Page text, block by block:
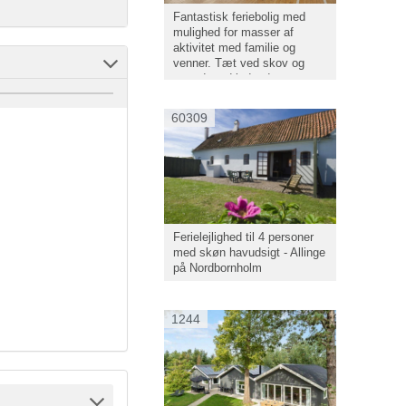
Fantastisk feriebolig med
mulighed for masser af
aktivitet med familie og
venner. Tæt ved skov og
strand med indendørs spa og
60309
Ferielejlighed til 4 personer
med skøn havudsigt - Allinge
på Nordbornholm
1244